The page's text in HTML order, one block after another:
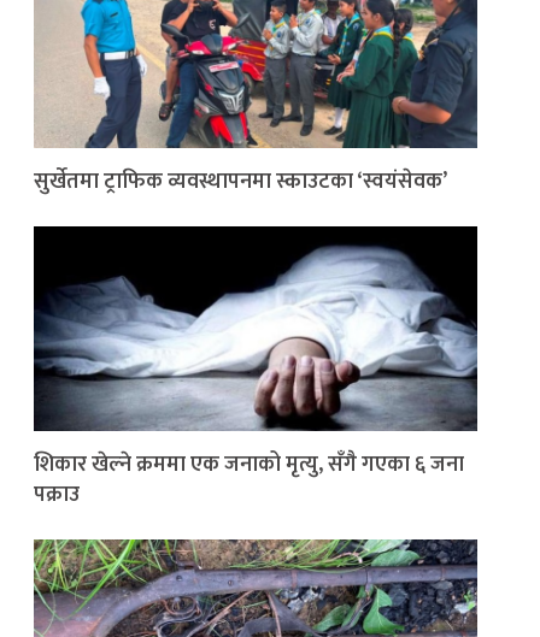
सुर्खेतमा ट्राफिक व्यवस्थापनमा स्काउटका ‘स्वयंसेवक’
शिकार खेल्ने क्रममा एक जनाको मृत्यु, सँगै गएका ६ जना
पक्राउ